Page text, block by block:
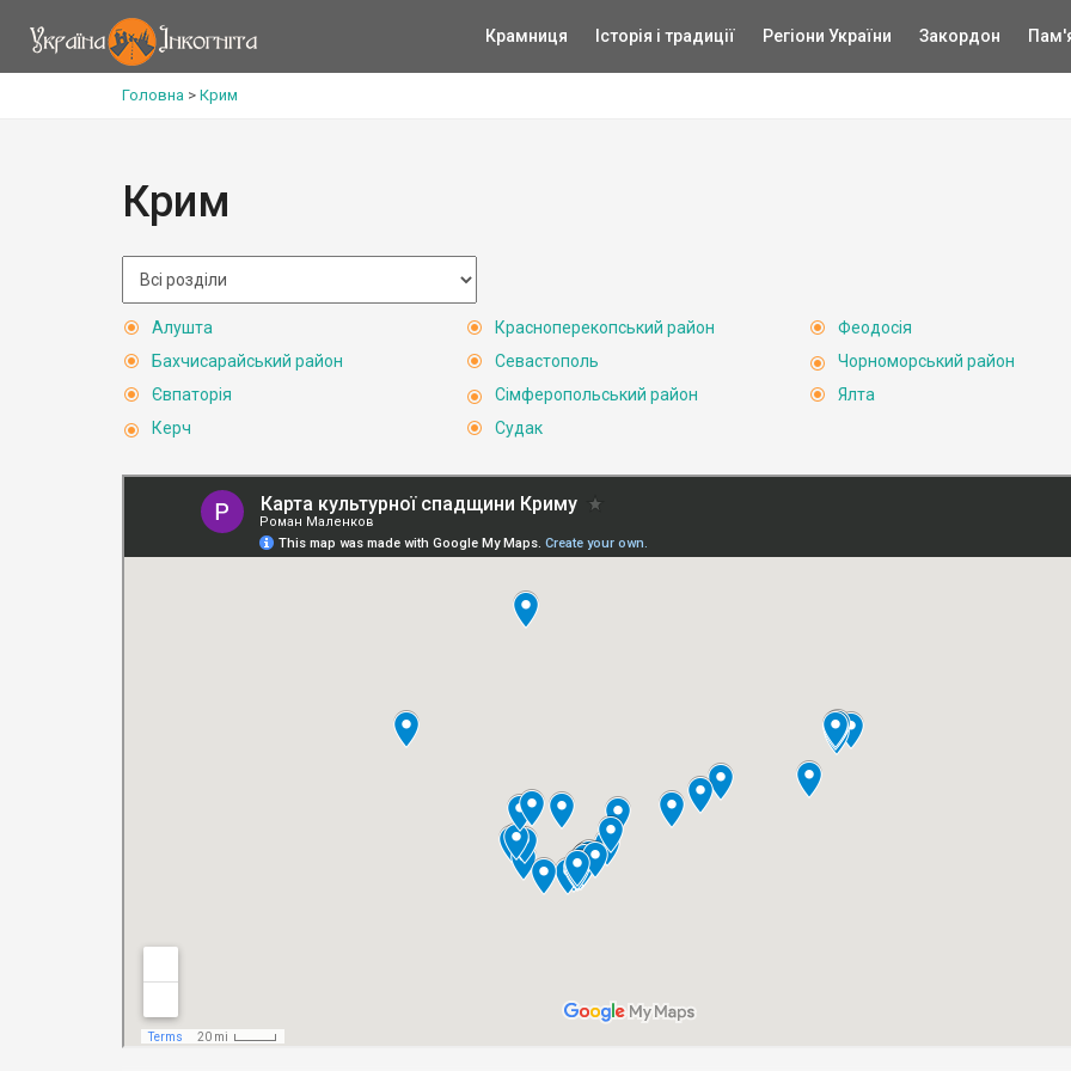
Крамниця Історія і традиції Регіони України Закордон
Головна > Крим
Крим
Алушта
Бахчисарайський район
Євпаторія
Керч
Красноперекопський район
Севастополь
Сімферопольський район
Судак
Феодосія
Чорноморський район
Ялта